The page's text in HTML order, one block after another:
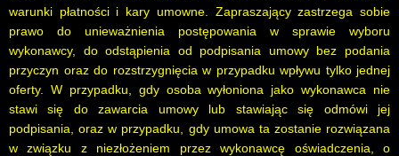
warunki płatności i kary umowne. Zapraszający zastrzega sobie
prawo do unieważnienia postępowania w sprawie wyboru
wykonawcy, do odstąpienia od podpisania umowy bez podania
przyczyn oraz do rozstrzygnięcia w przypadku wpływu tylko jednej
oferty. W przypadku, gdy osoba wyłoniona jako wykonawca nie
stawi się do zawarcia umowy lub stawiając się odmówi jej
podpisania, oraz w przypadku, gdy umowa ta zostanie rozwiązana
w związku z niezłożeniem przez wykonawcę oświadczenia, o